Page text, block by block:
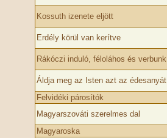
Kossuth izenete eljött
Erdély körül van kerítve
Rákóczi induló, féloláhos és verbunk
Áldja meg az Isten azt az édesanyát
Felvidéki párosítók
Magyarszováti szerelmes dal
Magyaroska